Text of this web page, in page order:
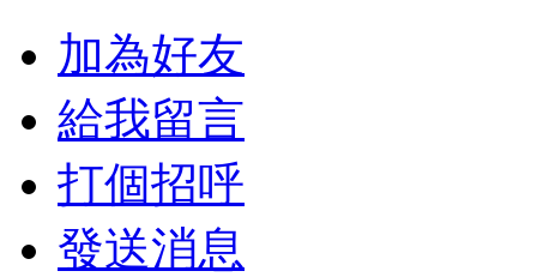
加為好友
給我留言
打個招呼
發送消息